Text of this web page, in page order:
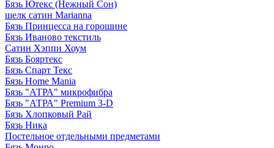
Бязь Ютекс (Нежный Сон)
шелк сатин Marianna
Бязь Принцесса на горошине
Бязь Иваново текстиль
Сатин Хэппи Хоум
Бязь Бояртекс
Бязь Спарт Текс
Бязь Home Mania
Бязь "АТРА" микрофибра
Бязь "АТРА" Premium 3-D
Бязь Хлопковый Рай
Бязь Ника
Постельное отдельными предметами